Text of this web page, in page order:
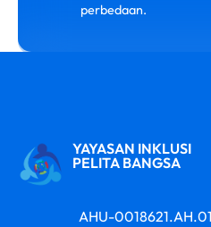
perbedaan.
YAYASAN INKLUSI
PELITA BANGSA
AHU-